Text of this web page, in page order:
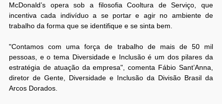
McDonald’s opera sob a filosofia Cooltura de Serviço, que
incentiva cada indivíduo a se portar e agir no ambiente de
trabalho da forma que se identifique e se sinta bem.
"Contamos com uma força de trabalho de mais de 50 mil
pessoas, e o tema Diversidade e Inclusão é um dos pilares da
estratégia de atuação da empresa", comenta Fábio Sant’Anna,
diretor de Gente, Diversidade e Inclusão da Divisão Brasil da
Arcos Dorados.